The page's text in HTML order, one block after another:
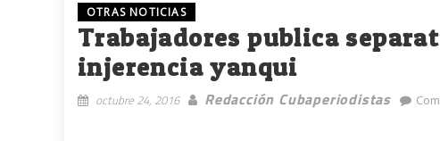
OTRAS NOTICIAS
Trabajadores publica
injerencia yanqui
octubre 24, 2016 Redacción Cubaperiodistas